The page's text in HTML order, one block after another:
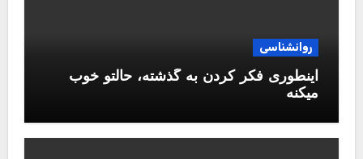
روانشناسی
اینطوری فکر کردن به گذشته، حالتو خوب
میکنه